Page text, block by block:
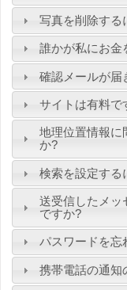
写真を削除する
誰かが私にお金
確認メールが届
サイトは有料で
地理位置情報に
か?
検索を設定する
送受信したメッ
ですか?
パスワードを忘
携帯電話の通知